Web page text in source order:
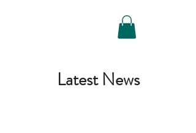
Latest News